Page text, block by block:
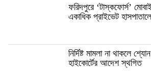
ফরিদপুরে ‘টাস্কফোর্স’
একাধিক প্রাইভেট
নির্দিষ্ট মামলা না থাকলে
হাইকোর্টের আদেশ স্থগিত